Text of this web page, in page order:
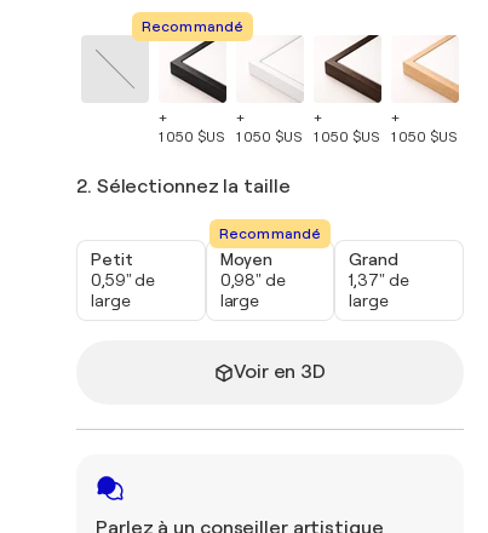
Recommandé
+
1 050 $US
+
1 050 $US
+
1 050 $US
+
1 050 $US
2. Sélectionnez la taille
Petit
0,59" de
large
Recommandé
Moyen
0,98" de
large
Grand
1,37" de
large
Voir en 3D
Parlez à un conseiller artistique